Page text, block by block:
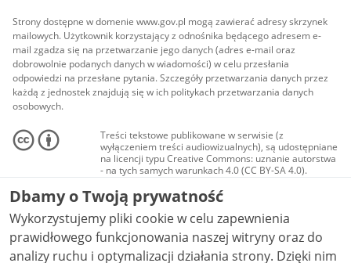
Strony dostępne w domenie www.gov.pl mogą zawierać adresy skrzynek
mailowych. Użytkownik korzystający z odnośnika będącego adresem e-
mail zgadza się na przetwarzanie jego danych (adres e-mail oraz
dobrowolnie podanych danych w wiadomości) w celu przesłania
odpowiedzi na przesłane pytania. Szczegóły przetwarzania danych przez
każdą z jednostek znajdują się w ich politykach przetwarzania danych
osobowych.
Treści tekstowe publikowane w serwisie (z
wyłączeniem treści audiowizualnych), są udostępniane
na licencji typu Creative Commons: uznanie autorstwa
- na tych samych warunkach 4.0 (CC BY-SA 4.0).
Materiały audiowizualne, w tym zdjęcia, materiały
audio i wideo, są udostępniane na licencji typu
Creative Commons: uznanie autorstwa użycie
niekomercyjne - bez utworów zależnych 4.0 (CC BY-
NC-ND 4.0), o ile nie jest to stwierdzone inaczej.
Dbamy o Twoją prywatność
Wykorzystujemy pliki cookie w celu zapewnienia
prawidłowego funkcjonowania naszej witryny oraz do
analizy ruchu i optymalizacji działania strony. Dzięki nim